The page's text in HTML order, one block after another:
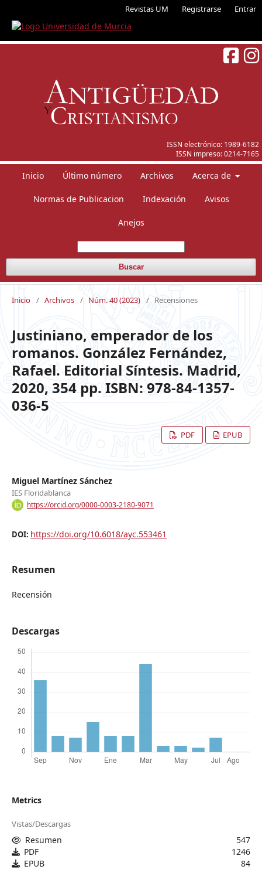
Revistas UM Registrarse Entrar
ISSN electrónico: 1989-6182
ISSN impreso:0214-7165
Inicio Último número Archivos Acerca de
Normas de Publicacion Indexación Avisos
Anejos
Buscar
Inicio / Archivos / Núm. 40 (2023) / Recensiones
Justiniano, emperador de los
romanos. González Fernández,
Rafael. Editorial Síntesis. Madrid,
2020, 354 pp. ISBN: 978-84-1357-
036-5
PDF EPUB
Miguel Martínez Sánchez
IES Floridablanca
https://orcid.org/0000-0003-2180-9071
DOI: https://doi.org/10.6018/ayc.553461
Resumen
Recensión
Descargas
Metrics
Vistas/Descargas
Resumen
547
PDF
1246
EPUB
84